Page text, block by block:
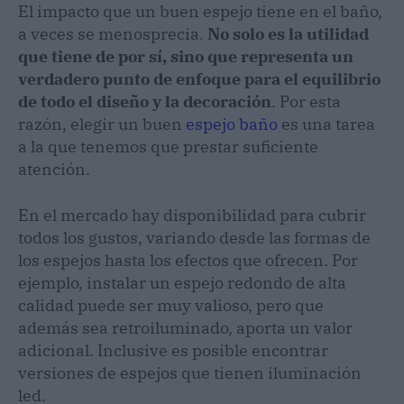
El impacto que un buen espejo tiene en el baño,
a veces se menosprecia. No solo es la utilidad
que tiene de por sí, sino que representa un
verdadero punto de enfoque para el equilibrio
de todo el diseño y la decoración. Por esta
razón, elegir un buen espejo baño es una tarea
a la que tenemos que prestar suficiente
atención.
En el mercado hay disponibilidad para cubrir
todos los gustos, variando desde las formas de
los espejos hasta los efectos que ofrecen. Por
ejemplo, instalar un espejo redondo de alta
calidad puede ser muy valioso, pero que
además sea retroiluminado, aporta un valor
adicional. Inclusive es posible encontrar
versiones de espejos que tienen iluminación
led.